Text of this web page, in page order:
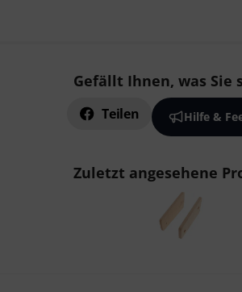
Gefällt Ihnen, was Sie
Teilen Hilfe &
Zuletzt angesehene